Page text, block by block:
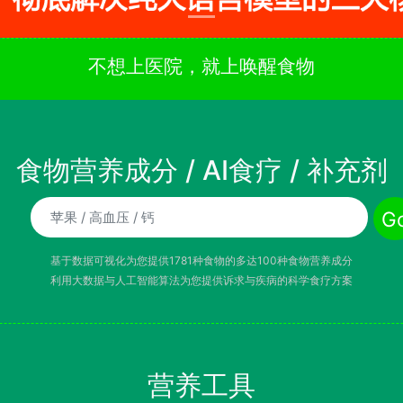
不想上医院，就上唤醒食物
食物营养成分 / AI食疗 / 补充剂
疗诉求/补充剂名称
基于数据可视化为您提供1781种食物的多达100种食物营养成分
利用大数据与人工智能算法为您提供诉求与疾病的科学食疗方案
营养工具